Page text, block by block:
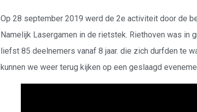
Op 28 september 2019 werd de 2e activiteit door de
Namelijk Lasergamen in de rietstek. Riethoven was in
liefst 85 deelnemers vanaf 8 jaar. die zich durfden te
kunnen we weer terug kijken op een geslaagd